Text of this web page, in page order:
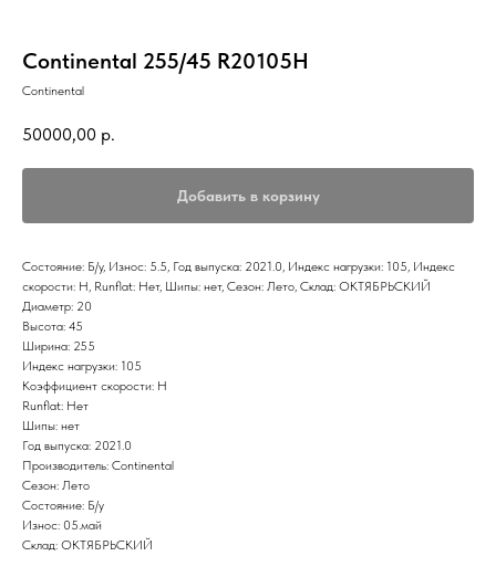
Continental 255/45 R20105H
Continental
50000,00 р.
Добавить в корзину
Состояние: Б/у, Износ: 5.5, Год выпуска: 2021.0, Индекс нагрузки: 105, Индекс
скорости: H, Runflat: Нет, Шипы: нет, Сезон: Лето, Склад: ОКТЯБРЬСКИЙ
Диаметр: 20
Высота: 45
Ширина: 255
Индекс нагрузки: 105
Коэффициент скорости: H
Runflat: Нет
Шипы: нет
Год выпуска: 2021.0
Производитель: Continental
Сезон: Лето
Состояние: Б/у
Износ: 05.май
Склад: ОКТЯБРЬСКИЙ